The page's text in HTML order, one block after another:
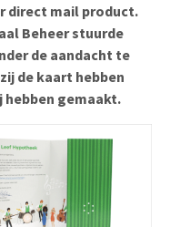
direct mail product.
Beheer stuurde
de aandacht te
de kaart hebben
hebben gemaakt.